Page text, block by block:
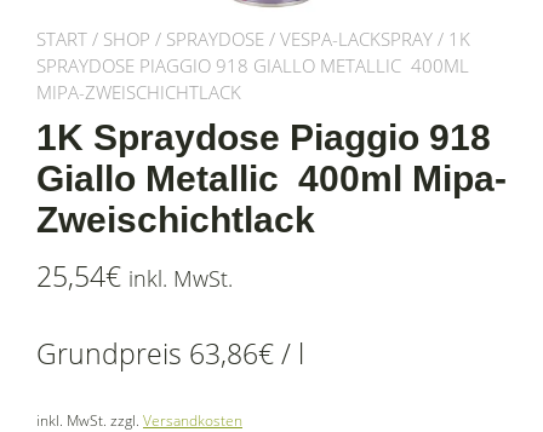
START / SHOP / SPRAYDOSE / VESPA-LACKSPRAY / 1K
SPRAYDOSE PIAGGIO 918 GIALLO METALLIC 400ML
MIPA-ZWEISCHICHTLACK
1K Spraydose Piaggio 918
Giallo Metallic 400ml Mipa-
Zweischichtlack
25,54€ inkl. MwSt.
Grundpreis 63,86€/ l
inkl. MwSt. zzgl. Versandkosten